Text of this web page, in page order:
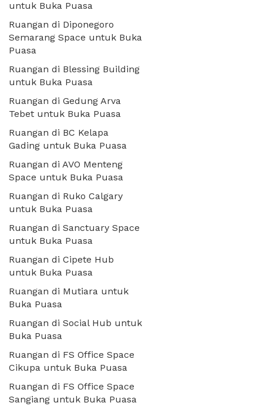
untuk Buka Puasa
Ruangan di Diponegoro
Semarang Space untuk Buka
Puasa
Ruangan di Blessing Building
untuk Buka Puasa
Ruangan di Gedung Arva
Tebet untuk Buka Puasa
Ruangan di BC Kelapa
Gading untuk Buka Puasa
Ruangan di AVO Menteng
Space untuk Buka Puasa
Ruangan di Ruko Calgary
untuk Buka Puasa
Ruangan di Sanctuary Space
untuk Buka Puasa
Ruangan di Cipete Hub
untuk Buka Puasa
Ruangan di Mutiara untuk
Buka Puasa
Ruangan di Social Hub untuk
Buka Puasa
Ruangan di FS Office Space
Cikupa untuk Buka Puasa
Ruangan di FS Office Space
Sangiang untuk Buka Puasa